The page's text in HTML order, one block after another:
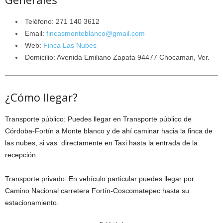
Teléfono: 271 140 3612
Email: fincasmonteblanco@gmail.com
Web: Finca Las Nubes
Domicilio: Avenida Emiliano Zapata 94477 Chocaman, Ver.
¿Cómo llegar?
Transporte público: Puedes llegar en Transporte público de
Córdoba-Fortín a Monte blanco y de ahí caminar hacia la finca de
las nubes, si vas directamente en Taxi hasta la entrada de la
recepción.
Transporte privado: En vehículo particular puedes llegar por
Camino Nacional carretera Fortín-Coscomatepec hasta su
estacionamiento.